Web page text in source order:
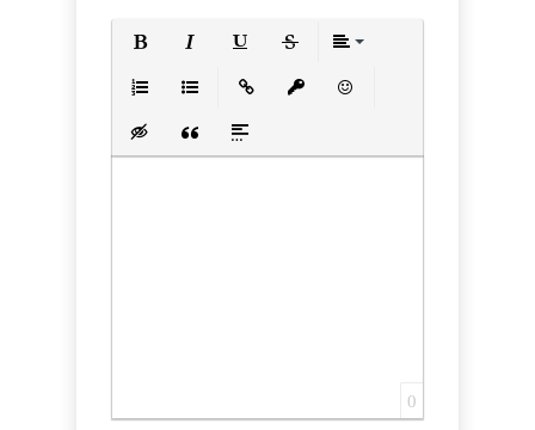
Вставка скрытого текста
Вставка цитаты
Вставка спойлера
0